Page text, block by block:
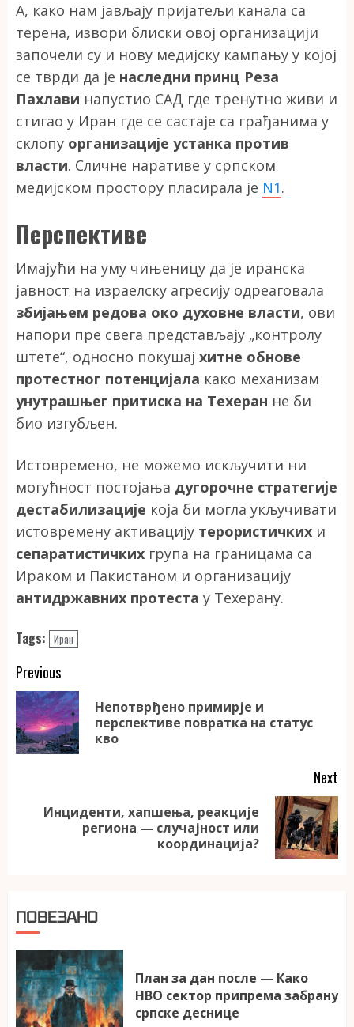
А, како нам јављају пријатељи канала са
терена, извори блиски овој организацији
започели су и нову медијску кампању у којој
се тврди да је наследни принц Реза
Пахлави напустио САД где тренутно живи и
стигао у Иран где се састаје са грађанима у
склопу организације устанка против
власти. Сличне наративе у српском
медијском простору пласирала је N1.
Перспективе
Имајући на уму чињеницу да је иранска
јавност на израелску агресију одреаговала
збијањем редова око духовне власти, ови
напори пре свега представљају „контролу
штете“, односно покушај хитне обнове
протестног потенцијала како механизам
унутрашњег притиска на Техеран не би
био изгубљен.
Истовремено, не можемо искључити ни
могућност постојања дугорочне стратегије
дестабилизације која би могла укључивати
истовремену активацију терористичких и
сепаратистичких група на границама са
Ираком и Пакистаном и организацију
антидржавних протеста у Техерану.
Tags: Иран
Continue
Reading
Previous
Непотврђено примирје и
перспективе повратка на статус
кво
Next
Инциденти, хапшења, реакције
региона — случајност или
координација?
ПОВЕЗАНО
План за дан после — Како
НВО сектор припрема забрану
српске деснице